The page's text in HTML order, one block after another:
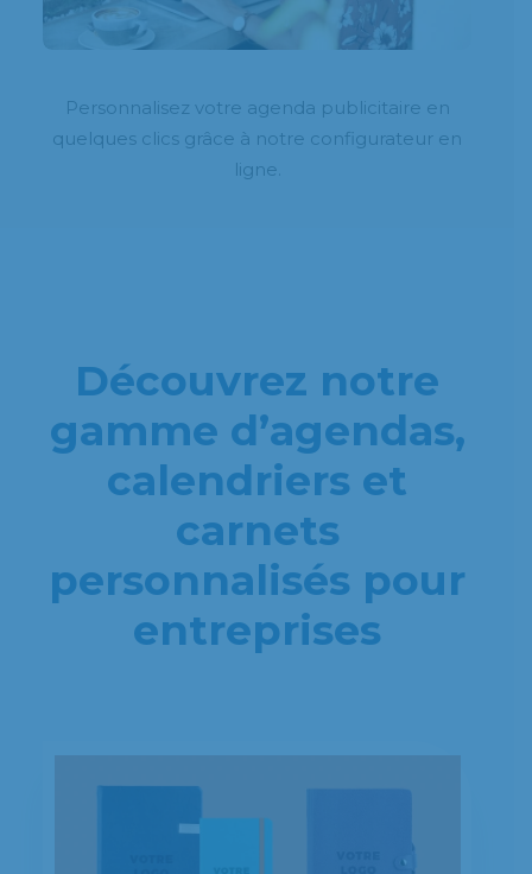
Personnalisez votre agenda publicitaire en
quelques clics grâce à notre configurateur en
ligne.
Découvrez notre
gamme d’agendas,
calendriers et
carnets
personnalisés pour
entreprises